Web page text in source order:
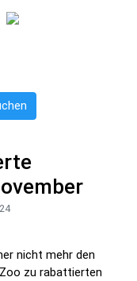
nicht mehr den
zu rabattierten